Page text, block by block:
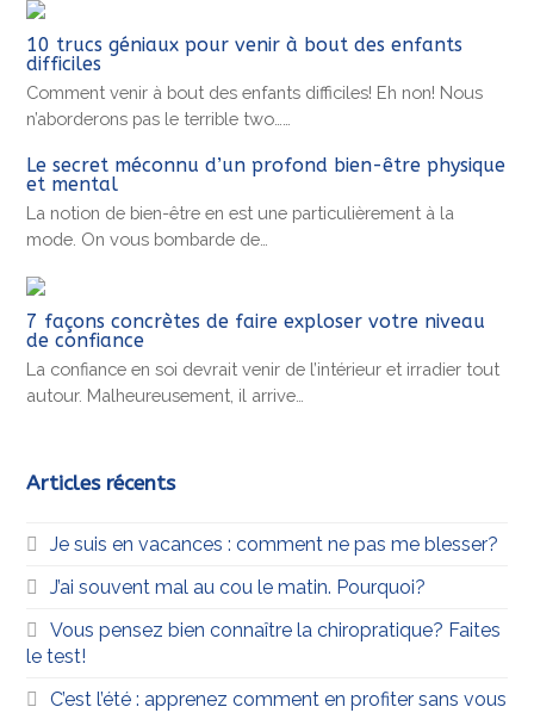
10 trucs géniaux pour venir à bout des enfants
difficiles
Comment venir à bout des enfants difficiles! Eh non! Nous
n’aborderons pas le terrible two……
Le secret méconnu d’un profond bien-être physique
et mental
La notion de bien-être en est une particulièrement à la
mode. On vous bombarde de…
7 façons concrètes de faire exploser votre niveau
de confiance
La confiance en soi devrait venir de l’intérieur et irradier tout
autour. Malheureusement, il arrive…
Articles récents
Je suis en vacances : comment ne pas me blesser?
J’ai souvent mal au cou le matin. Pourquoi?
Vous pensez bien connaître la chiropratique? Faites
le test!
C’est l’été : apprenez comment en profiter sans vous